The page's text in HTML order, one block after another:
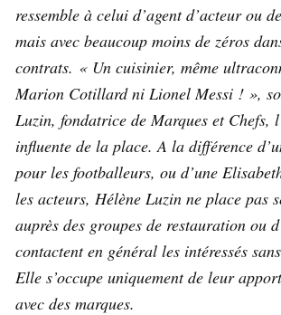
ressemble à celui d’agent d’acteur ou
mais avec beaucoup moins de zéros
contrats. « Un cuisinier, même
Marion Cotillard ni Lionel Messi ! »,
Luzin, fondatrice de Marques et Chefs,
influente de la place. A la différence
pour les footballeurs, ou d’une
les acteurs, Hélène Luzin ne place pas
auprès des groupes de restauration ou
contactent en général les intéressés
Elle s’occupe uniquement de leur
avec des marques.